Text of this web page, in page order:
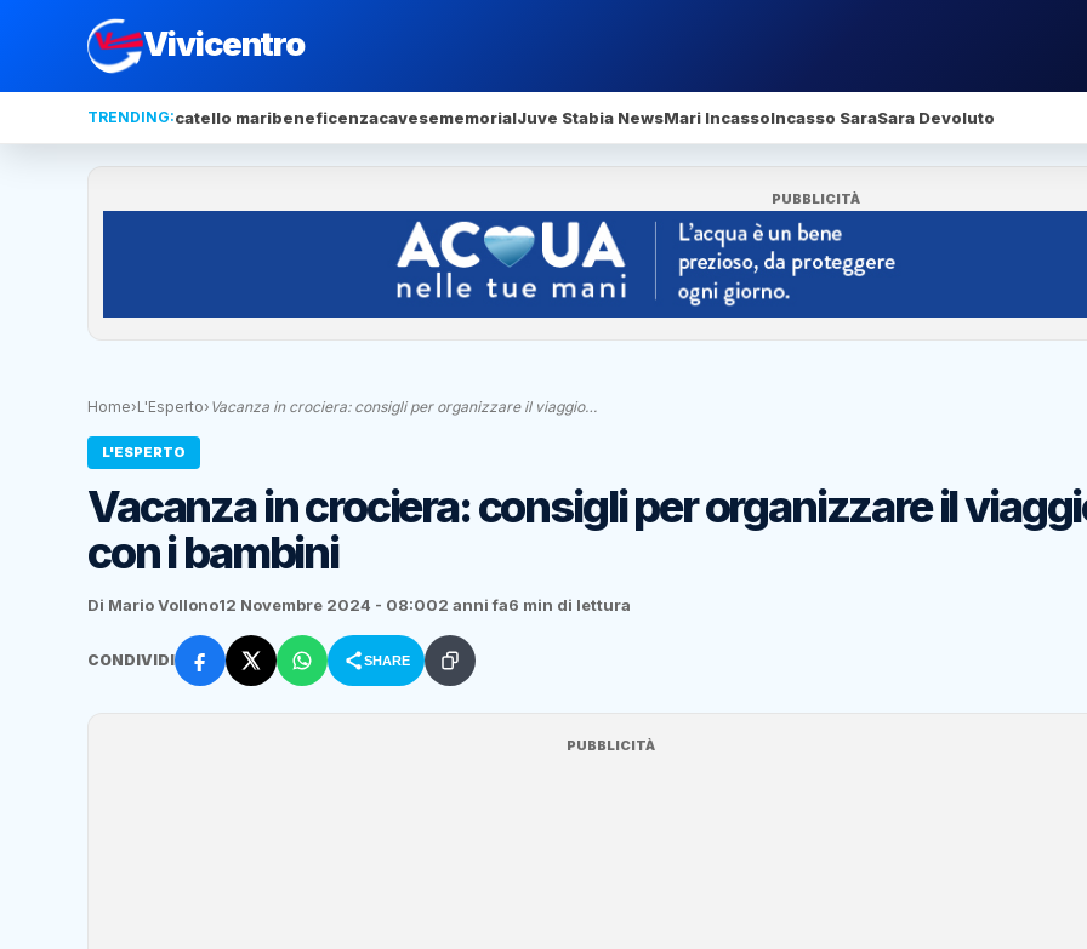
Vivicentro
TRENDING:catello maribeneficenzacavesememorialJuve Stabia NewsMari IncassoIncasso SaraSara Devoluto
PUBBLICITÀ
Home›L'Esperto› Vacanza in crociera: consigli per organizzare il viaggio…
L'ESPERTO
Vacanza in crociera: consigli per organizzare il
con i bambini
Di Mario Vollono12 Novembre 2024 - 08:002 anni fa6 min di lettura
CONDIVIDI SHARE
PUBBLICITÀ